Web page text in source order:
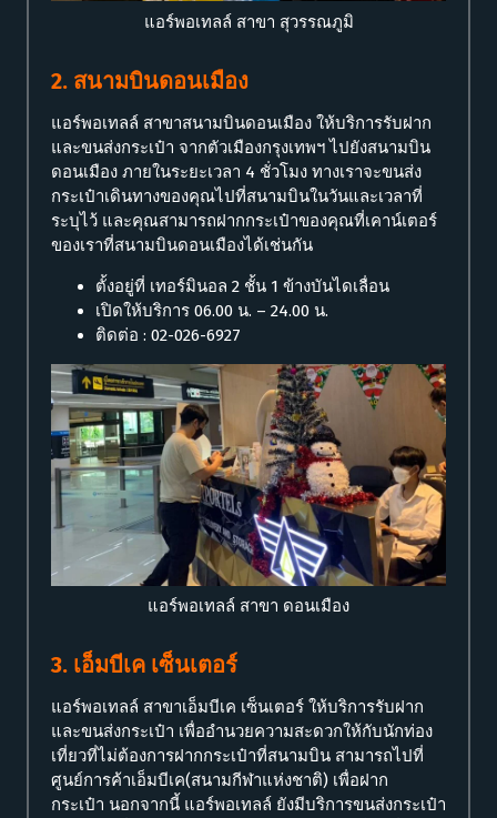
แอร์พอเทลล์ สาขา สุวรรณภูมิ
2. สนามบินดอนเมือง
แอร์พอเทลล์ สาขาสนามบินดอนเมือง ให้บริการรับฝาก
และขนส่งกระเป๋า จากตัวเมืองกรุงเทพฯ ไปยังสนามบิน
ดอนเมือง ภายในระยะเวลา 4 ชั่วโมง ทางเราจะขนส่ง
กระเป๋าเดินทางของคุณไปที่สนามบินในวันและเวลาที่
ระบุไว้ และคุณสามารถฝากกระเป๋าของคุณที่เคาน์เตอร์
ของเราที่สนามบินดอนเมืองได้เช่นกัน
ตั้งอยู่ที่ เทอร์มินอล 2 ชั้น 1 ข้างบันไดเลื่อน
เปิดให้บริการ 06.00 น. – 24.00 น.
ติดต่อ : 02-026-6927
แอร์พอเทลล์ สาขา ดอนเมือง
3. เอ็มบีเค เซ็นเตอร์
แอร์พอเทลล์ สาขาเอ็มบีเค เซ็นเตอร์ ให้บริการรับฝาก
และขนส่งกระเป๋า เพื่ออำนวยความสะดวกให้กับนักท่อง
เที่ยวที่ไม่ต้องการฝากกระเป๋าที่สนามบิน สามารถไปที่
ศูนย์การค้าเอ็มบีเค(สนามกีฬาแห่งชาติ) เพื่อฝาก
กระเป๋า นอกจากนี้ แอร์พอเทลล์ ยังมีบริการขนส่งกระเป๋า